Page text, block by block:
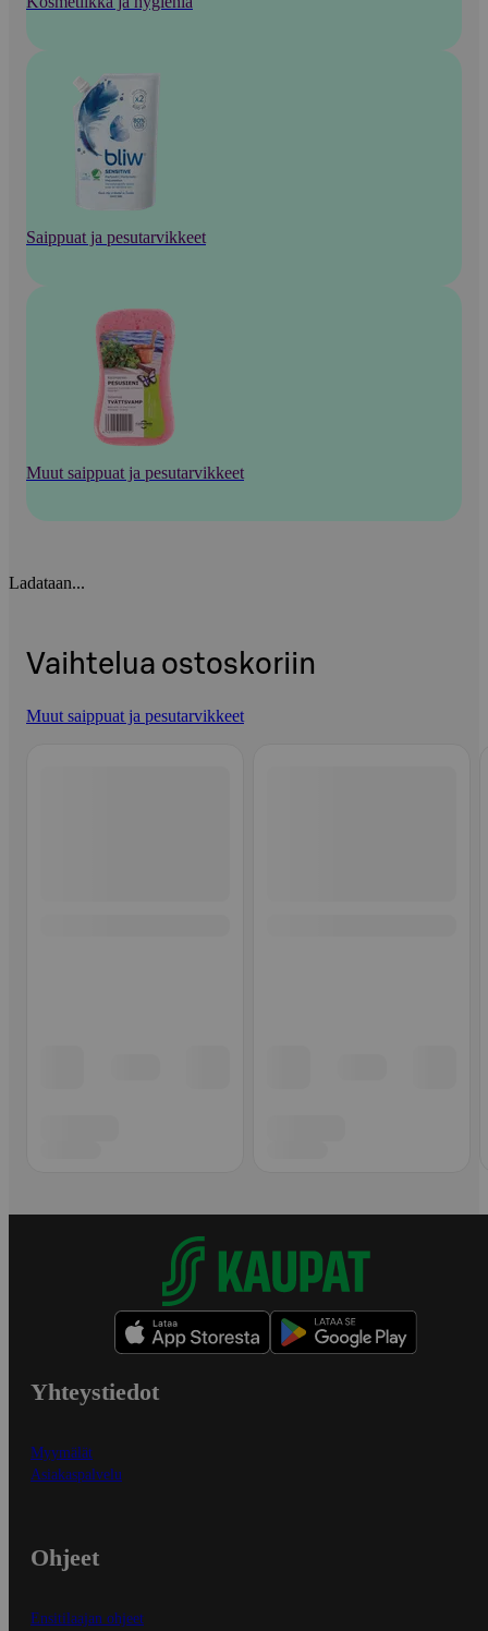
Saippuat ja pesutarvikkeet
Muut saippuat ja pesutarvikkeet
Ladataan...
Vaihtelua ostoskoriin
Muut saippuat ja pesutarvikkeet
Yhteystiedot
Myymälät
Asiakaspalvelu
Ohjeet
Ensitilaajan ohjeet